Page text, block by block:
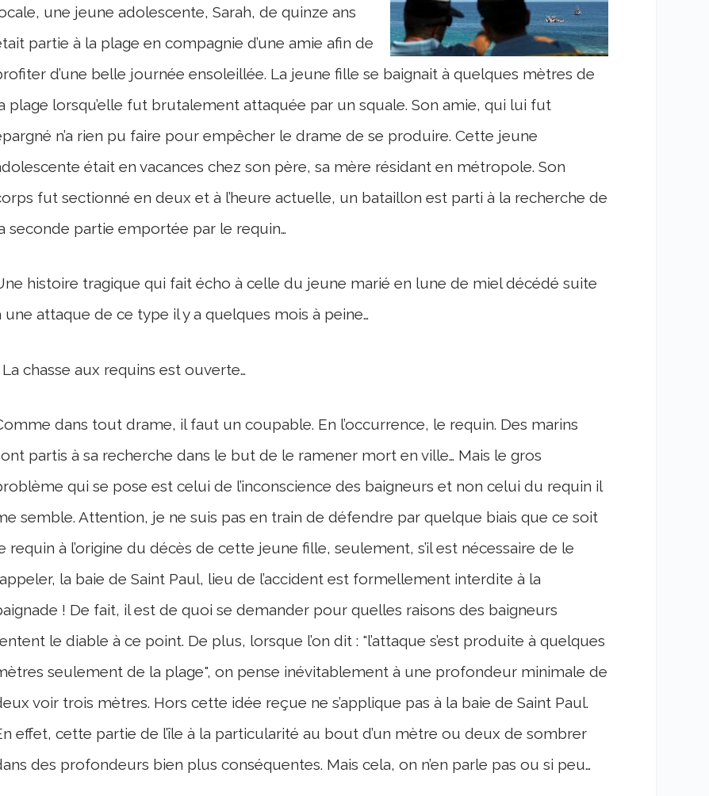
une jeune adolescente, Sarah, de quinze ans
partie à la plage en compagnie d’une amie afin de
d’une belle journée ensoleillée. La jeune fille se baignait à quelques mètres de
plage lorsqu’elle fut brutalement attaquée par un squale. Son amie, qui lui fut
n’a rien pu faire pour empêcher le drame de se produire. Cette jeune
était en vacances chez son père, sa mère résidant en métropole. Son
fut sectionné en deux et à l’heure actuelle, un bataillon est parti à la recherche de
seconde partie emportée par le requin…
histoire tragique qui fait écho à celle du jeune marié en lune de miel décédé suite
une attaque de ce type il y a quelques mois à peine…
La chasse aux requins est ouverte…
dans tout drame, il faut un coupable. En l’occurrence, le requin. Des marins
partis à sa recherche dans le but de le ramener mort en ville… Mais le gros
qui se pose est celui de l’inconscience des baigneurs et non celui du requin il
semble. Attention, je ne suis pas en train de défendre par quelque biais que ce soit
requin à l’origine du décès de cette jeune fille, seulement, s’il est nécessaire de le
la baie de Saint Paul, lieu de l’accident est formellement interdite à la
! De fait, il est de quoi se demander pour quelles raisons des baigneurs
le diable à ce point. De plus, lorsque l’on dit : "l’attaque s’est produite à quelques
seulement de la plage", on pense inévitablement à une profondeur minimale de
voir trois mètres. Hors cette idée reçue ne s’applique pas à la baie de Saint Paul.
effet, cette partie de l’île à la particularité au bout d’un mètre ou deux de sombrer
des profondeurs bien plus conséquentes. Mais cela, on n’en parle pas ou si peu…